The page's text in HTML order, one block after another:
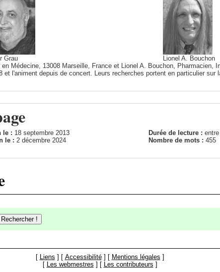
Grau
Lionel A. Bouchon
Médecine, 13008 Marseille, France et Lionel A. Bouchon, Pharmacien,
et l'animent depuis de concert. Leurs recherches portent en particulier sur
le : 18 septembre 2013 Durée de lecture :
le : 2 décembre 2024 Nombre de mots : 455
[ Liens ] [ Accessibilité] [ Mentions légales ]
[ Les webmestres ] [ Les contributeurs ]